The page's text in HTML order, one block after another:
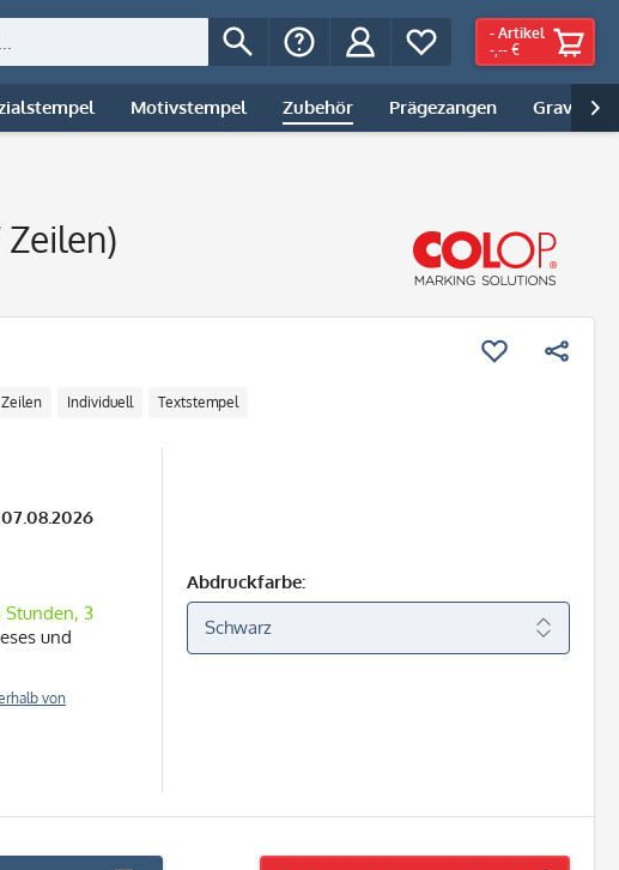
- Artikel
-,-- €
Motivstempel Zubehör Prägezangen Gravur |

Individuell Textstempel
07.08.2026
Stunden, 3
und
von
Abdruckfarbe: